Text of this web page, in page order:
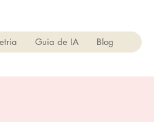
Guia de IA Blog